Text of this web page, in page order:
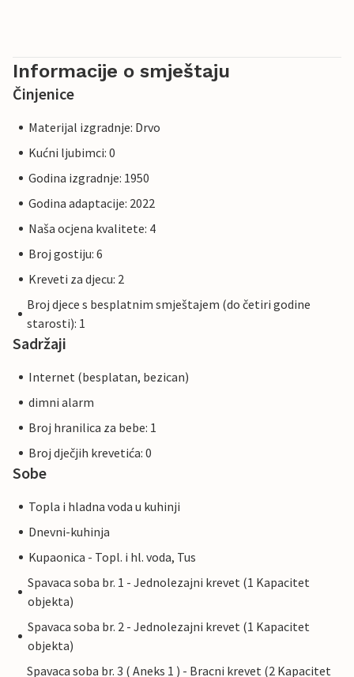
Informacije o smještaju
Činjenice
Materijal izgradnje: Drvo
Kućni ljubimci: 0
Godina izgradnje: 1950
Godina adaptacije: 2022
Naša ocjena kvalitete: 4
Broj gostiju: 6
Kreveti za djecu: 2
Broj djece s besplatnim smještajem (do četiri godine
starosti): 1
Sadržaji
Internet (besplatan, bezican)
dimni alarm
Broj hranilica za bebe: 1
Broj dječjih krevetića: 0
Sobe
Topla i hladna voda u kuhinji
Dnevni-kuhinja
Kupaonica - Topl. i hl. voda, Tus
Spavaca soba br. 1 - Jednolezajni krevet (1 Kapacitet
objekta)
Spavaca soba br. 2 - Jednolezajni krevet (1 Kapacitet
objekta)
Spavaca soba br. 3 ( Aneks 1 ) - Bracni krevet (2 Kapacitet